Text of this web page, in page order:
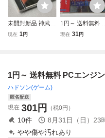
未開封新品 神武伝
承 PCエンジン Hu
現在 1 円
1円～ 送料無料 未
開封 PCエンジン
現在 31 円
1円～ 送料無料 PCエンジ
ハドソン(ゲーム)
匿名配送
現在 301円 （税0円）
10件 8月31日（日）23
やや傷や汚れあり